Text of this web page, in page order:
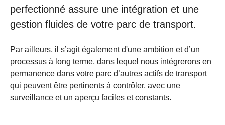
perfectionné assure une intégration et une
gestion fluides de votre parc de transport.
Par ailleurs, il s’agit également d'une ambition et d’un
processus à long terme, dans lequel nous intégrerons en
permanence dans votre parc d’autres actifs de transport
qui peuvent être pertinents à contrôler, avec une
surveillance et un aperçu faciles et constants.